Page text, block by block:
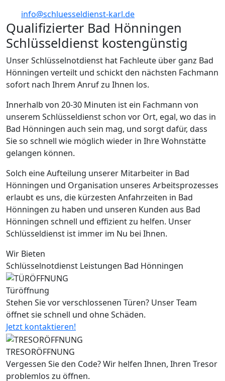
info@schluesseldienst-karl.de
Qualifizierter Bad Hönningen
Schlüsseldienst kostengünstig
Unser Schlüsselnotdienst hat Fachleute über ganz Bad
Hönningen verteilt und schickt den nächsten Fachmann
sofort nach Ihrem Anruf zu Ihnen los.
Innerhalb von 20-30 Minuten ist ein Fachmann von
unserem Schlüsseldienst schon vor Ort, egal, wo das in
Bad Hönningen auch sein mag, und sorgt dafür, dass
Sie so schnell wie möglich wieder in Ihre Wohnstätte
gelangen können.
Solch eine Aufteilung unserer Mitarbeiter in Bad
Hönningen und Organisation unseres Arbeitsprozesses
erlaubt es uns, die kürzesten Anfahrzeiten in Bad
Hönningen zu haben und unseren Kunden aus Bad
Hönningen schnell und effizient zu helfen. Unser
Schlüsseldienst ist immer im Nu bei Ihnen.
Wir Bieten
Schlüsselnotdienst Leistungen Bad Hönningen
Türöffnung
Stehen Sie vor verschlossenen Türen? Unser Team
öffnet sie schnell und ohne Schäden.
Jetzt kontaktieren!
TRESORÖFFNUNG
Vergessen Sie den Code? Wir helfen Ihnen, Ihren Tresor
problemlos zu öffnen.